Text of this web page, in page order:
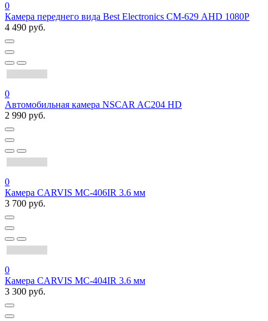
0
Камера переднего вида Best Electronics СМ-629 AHD 1080P
4 490 руб.
0
Автомобильная камера NSCAR AC204 HD
2 990 руб.
0
Камера CARVIS MC-406IR 3.6 мм
3 700 руб.
0
Камера CARVIS MC-404IR 3.6 мм
3 300 руб.